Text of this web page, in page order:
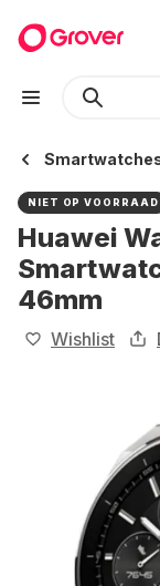
NIET OP VOORRAAD
Huawei
46mm
Wishlist